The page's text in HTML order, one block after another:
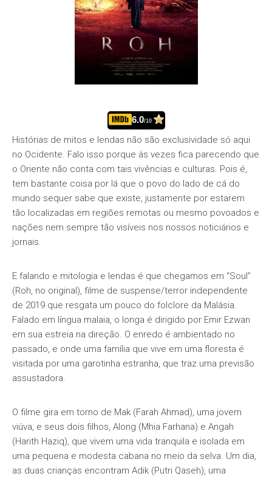
6.0/10
Histórias de mitos e lendas não são exclusividade só aqui
no Ocidente. Falo isso porque às vezes fica parecendo que
o Oriente não conta com tais vivências e culturas. Pois é,
tem bastante coisa por lá que o povo do lado de cá do
mundo sequer sabe que existe, justamente por estarem
tão localizadas em regiões remotas ou mesmo povoados e
nações nem sempre tão visíveis nos nossos noticiários e
jornais.
E falando e mitologia e lendas é que chegamos em “Soul”
(Roh, no original), filme de suspense/terror independente
de 2019 que resgata um pouco do folclore da Malásia.
Falado em língua malaia, o longa é dirigido por Emir Ezwan
em sua estreia na direção. O enredo é ambientado no
passado, e onde uma família que vive em uma floresta é
visitada por uma garotinha estranha, que traz uma previsão
assustadora.
O filme gira em torno de Mak (Farah Ahmad), uma jovem
viúva, e seus dois filhos, Along (Mhia Farhana) e Angah
(Harith Haziq), que vivem uma vida tranquila e isolada em
uma pequena e modesta cabana no meio da selva. Um dia,
as duas crianças encontram Adik (Putri Qaseh), uma